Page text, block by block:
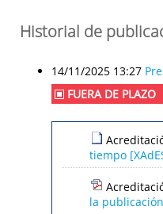
Historial de
14/11/2025 13:27
FUERA DE PLAZO
tiempo
la publicación